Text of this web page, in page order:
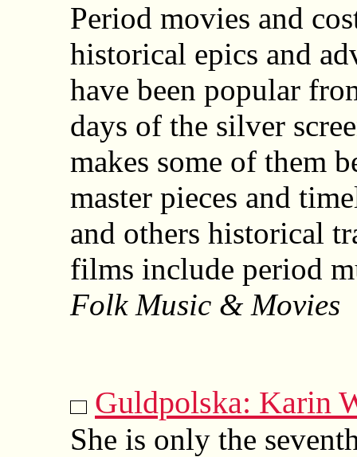
Period movies and
historical epics and
have been popular
days of the silver
makes some of them
master pieces and
and others historical
films include period
Folk Music & Movies
Guldpolska: Karin
She is only the